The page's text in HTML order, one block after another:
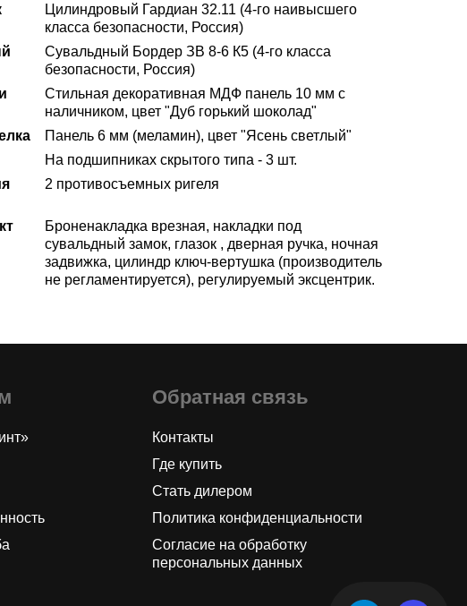
Цилиндровый Гардиан 32.11 (4-го наивысшего
класса безопасности, Россия)
Сувальдный Бордер ЗВ 8-6 К5 (4-го класса
безопасности, Россия)
Стильная декоративная МДФ панель 10 мм с
наличником, цвет "Дуб горький шоколад"
Панель 6 мм (меламин), цвет "Ясень светлый"
На подшипниках скрытого типа - 3 шт.
2 противосъемных ригеля
Броненакладка врезная, накладки под
сувальдный замок, глазок , дверная ручка, ночная
задвижка, цилиндр ключ-вертушка (производитель
не регламентируется), регулируемый эксцентрик.
Обратная связь
Контакты
Где купить
Стать дилером
Политика конфиденциальности
Согласие на обработку
персональных данных